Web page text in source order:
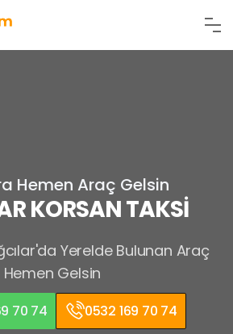
Hemen Araç Gelsin
KORSAN TAKSİ
Yerelde Bulunan Araç
Hemen Gelsin
70 74 0532 169 70 74